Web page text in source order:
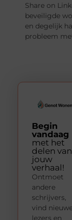
Share on
beveiligde
en degelijk
probleem
Begin
vandaag
met het
delen van
jouw
verhaal!
Ontmoet
andere
schrijvers,
vind
lezers en